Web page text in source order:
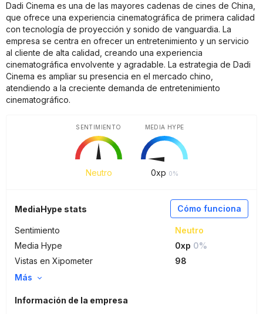
Dadi Cinema es una de las mayores cadenas de cines de China,
que ofrece una experiencia cinematográfica de primera calidad
con tecnología de proyección y sonido de vanguardia. La
empresa se centra en ofrecer un entretenimiento y un servicio
al cliente de alta calidad, creando una experiencia
cinematográfica envolvente y agradable. La estrategia de Dadi
Cinema es ampliar su presencia en el mercado chino,
atendiendo a la creciente demanda de entretenimiento
cinematográfico.
Neutro
SENTIMIENTO
0xp 0%
MEDIA HYPE
Cómo funciona
MediaHype stats
Sentimiento
Neutro
Media Hype
0xp 0%
Vistas en Xipometer
98
Más
Información de la empresa